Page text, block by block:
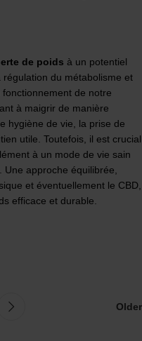
de poids à un potentiel
régulation du métabolisme et
fonctionnement de notre
à maigrir de manière
hygiène de vie, la prise de
utile. Toutefois, il est crucial
à un mode de vie sain
approche équilibrée,
et éventuellement le CBD,
efficace et durable.
Older